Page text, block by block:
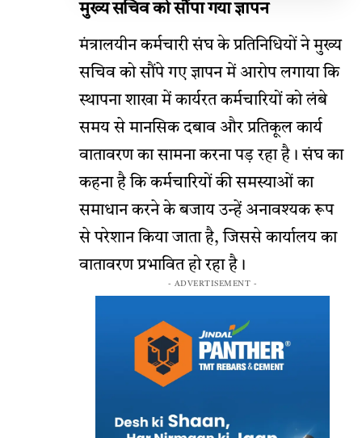
मुख्य सचिव को सौंपा गया ज्ञापन
मंत्रालयीन कर्मचारी संघ के प्रतिनिधियों ने मुख्य
सचिव को सौंपे गए ज्ञापन में आरोप लगाया कि
स्थापना शाखा में कार्यरत कर्मचारियों को लंबे
समय से मानसिक दबाव और प्रतिकूल कार्य
वातावरण का सामना करना पड़ रहा है। संघ का
कहना है कि कर्मचारियों की समस्याओं का
समाधान करने के बजाय उन्हें अनावश्यक रूप
से परेशान किया जाता है, जिससे कार्यालय का
वातावरण प्रभावित हो रहा है।
- ADVERTISEMENT -